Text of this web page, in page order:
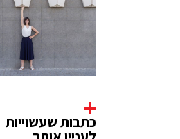
כתבות שעשוייות